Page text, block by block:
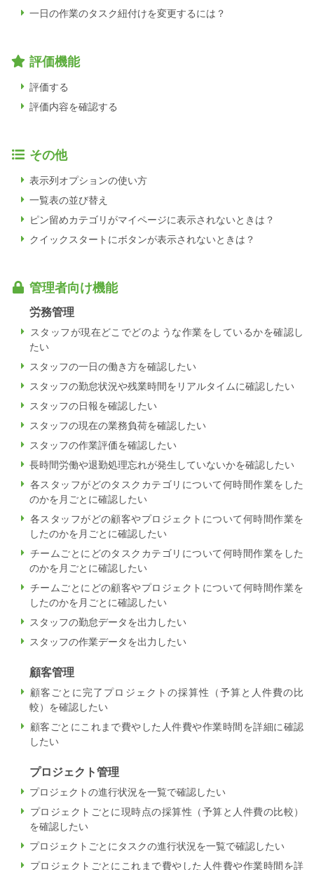
一日の作業のタスク紐付けを変更するには？
評価機能
評価する
評価内容を確認する
その他
表示列オプションの使い方
一覧表の並び替え
ピン留めカテゴリがマイページに表示されないときは？
クイックスタートにボタンが表示されないときは？
管理者向け機能
労務管理
スタッフが現在どこでどのような作業をしているかを確認し
たい
スタッフの一日の働き方を確認したい
スタッフの勤怠状況や残業時間をリアルタイムに確認したい
スタッフの日報を確認したい
スタッフの現在の業務負荷を確認したい
スタッフの作業評価を確認したい
長時間労働や退勤処理忘れが発生していないかを確認したい
各スタッフがどのタスクカテゴリについて何時間作業をした
のかを月ごとに確認したい
各スタッフがどの顧客やプロジェクトについて何時間作業を
したのかを月ごとに確認したい
チームごとにどのタスクカテゴリについて何時間作業をした
のかを月ごとに確認したい
チームごとにどの顧客やプロジェクトについて何時間作業を
したのかを月ごとに確認したい
スタッフの勤怠データを出力したい
スタッフの作業データを出力したい
顧客管理
顧客ごとに完了プロジェクトの採算性（予算と人件費の比
較）を確認したい
顧客ごとにこれまで費やした人件費や作業時間を詳細に確認
したい
プロジェクト管理
プロジェクトの進行状況を一覧で確認したい
プロジェクトごとに現時点の採算性（予算と人件費の比較）
を確認したい
プロジェクトごとにタスクの進行状況を一覧で確認したい
プロジェクトごとにこれまで費やした人件費や作業時間を詳